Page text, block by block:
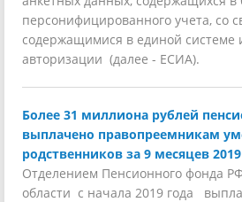
персонифицированного учета, со
содержащимися в единой системе
авторизации (далее - ЕСИА).
Более 31 миллиона рублей
выплачено правопреемникам
родственников за 9 месяцев
Отделением Пенсионного фонда
области с начала 2019 года